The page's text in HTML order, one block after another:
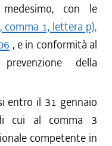
con le
comma 1, lettera p),
, e in conformità al
della
entro il 31 gennaio
cui al comma 3
competente in